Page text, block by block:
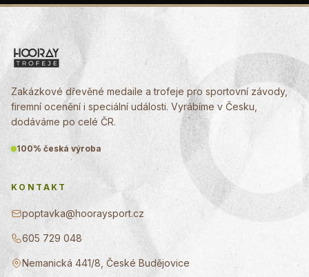
Zakázkové dřevěné medaile a trofeje pro sportovní závody,
firemní ocenění i speciální události. Vyrábíme v Česku,
dodáváme po celé ČR.
100% česká výroba
KONTAKT
poptavka@hooraysport.cz
605 729 048
Nemanická 441/8, České Budějovice